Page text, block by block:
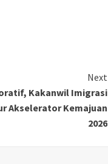
Next
Kakanwil Imigrasi
Akselerator Kemajuan
2026